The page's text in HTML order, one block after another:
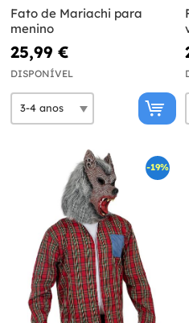
Fato de Mariachi para
menino
25,99 €
DISPONÍVEL
-19%